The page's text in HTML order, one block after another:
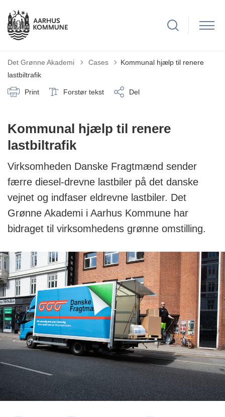
Det Grønne Akademi Tilbage til
Cases
Kommunal hjælp til renere
lastbiltrafik
Print Forstør tekst Del
Kommunal hjælp til renere
lastbiltrafik
Virksomheden Danske Fragtmænd sender
færre diesel-drevne lastbiler på det danske
vejnet og indfaser eldrevne lastbiler. Det
Grønne Akademi i Aarhus Kommune har
bidraget til virksomhedens grønne omstilling.